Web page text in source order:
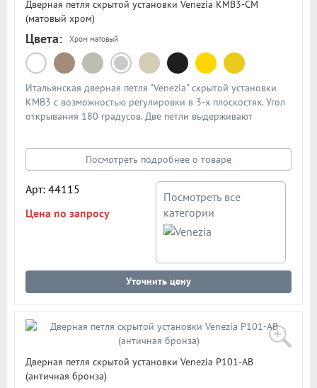
Дверная петля скрытой установки Venezia KMB3-CM
(матовый хром)
Цвета: Хром матовый
Итальянская дверная петля "Venezia" скрытой установки
KMB3 с возможностью регулировки в 3-х плоскостях. Угол
открывания 180 градусов. Две петли выдерживают
толщиной от 32мм. В подробном описании схема петли
Посмотреть подробнее о товаре
Арт: 44115
Цена по запросу
Посмотреть все
категории
Уточнить цену
Дверная петля скрытой установки Venezia P101-AB
(античная бронза)